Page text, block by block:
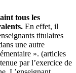
tous les
En effet, il
titulaires
une autre
». (articles
par l’exercice de